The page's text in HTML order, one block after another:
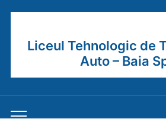
Liceul Tehnologic de
Auto – Baia
Toggle